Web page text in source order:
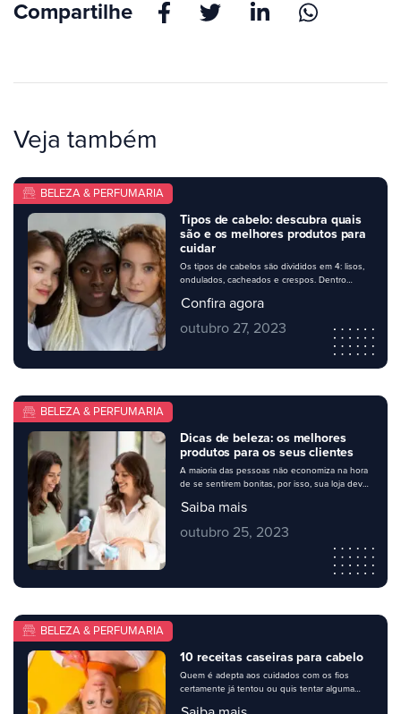
Compartilhe
Veja também
Tipos de cabelo: descubra quais
são e os melhores produtos para
cuidar
Os tipos de cabelos são divididos em 4: lisos,
ondulados, cacheados e crespos. Dentro
cada. Toda essa divisão ajuda na hora de cada
dos seus fios, escolhendo os melhores
produtos e rotinas de tratamento. Na sua
Confira agora
outubro 27, 2023
BELEZA & PERFUMARIA
Dicas de beleza: os melhores
produtos para os seus clientes
A maioria das pessoas não economiza na hora
de se sentirem bonitas, por isso, sua loja deve
– e, de quebra, combiná-los com dicas de
para abastecer seu estoque, você sente
dúvidas sobre o que escolher para o […]
Saiba mais
outubro 25, 2023
BELEZA & PERFUMARIA
10 receitas caseiras para cabelo
Quem é adepta aos cuidados com os fios
certamente já tentou ou quis tentar alguma
BELEZA & PERFUMARIA